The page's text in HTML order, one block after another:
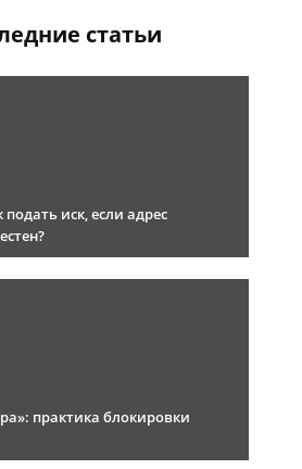
статьи
подать иск, если адрес
практика блокировки